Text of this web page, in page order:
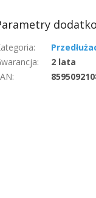
:
:
2 lata
: